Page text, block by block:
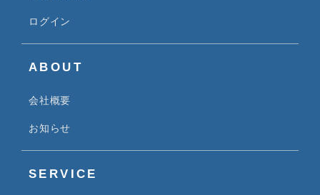
ログイン
ABOUT
会社概要
お知らせ
SERVICE